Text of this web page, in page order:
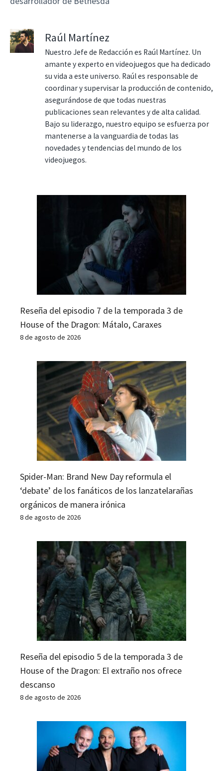
Raúl Martínez
Nuestro Jefe de Redacción es Raúl Martínez. Un
amante y experto en videojuegos que ha dedicado
su vida a este universo. Raúl es responsable de
coordinar y supervisar la producción de contenido,
asegurándose de que todas nuestras
publicaciones sean relevantes y de alta calidad.
Bajo su liderazgo, nuestro equipo se esfuerza por
mantenerse a la vanguardia de todas las
novedades y tendencias del mundo de los
videojuegos.
Reseña del episodio 7 de la temporada 3 de
House of the Dragon: Mátalo, Caraxes
8 de agosto de 2026
Spider-Man: Brand New Day reformula el
‘debate’ de los fanáticos de los lanzatelarañas
orgánicos de manera irónica
8 de agosto de 2026
Reseña del episodio 5 de la temporada 3 de
House of the Dragon: El extraño nos ofrece
descanso
8 de agosto de 2026